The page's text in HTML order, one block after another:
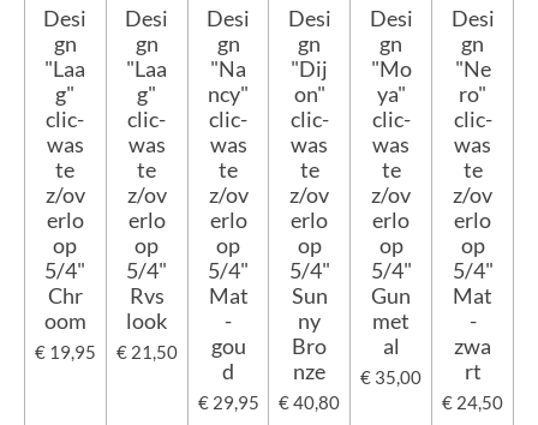
Desi
gn
"Laa
g"
clic-
was
te
z/ov
erlo
op
5/4"
Chr
oom
€ 19,95
Desi
gn
"Laa
g"
clic-
was
te
z/ov
erlo
op
5/4"
Rvs
look
€ 21,50
Desi
gn
"Na
ncy"
clic-
was
te
z/ov
erlo
op
5/4"
Mat
-
gou
d
€ 29,95
Desi
gn
"Dij
on"
clic-
was
te
z/ov
erlo
op
5/4"
Sun
ny
Bro
nze
€ 40,80
Desi
gn
"Mo
ya"
clic-
was
te
z/ov
erlo
op
5/4"
Gun
met
al
€ 35,00
Desi
gn
"Ne
ro"
clic-
was
te
z/ov
erlo
op
5/4"
Mat
-
zwa
rt
€ 24,50